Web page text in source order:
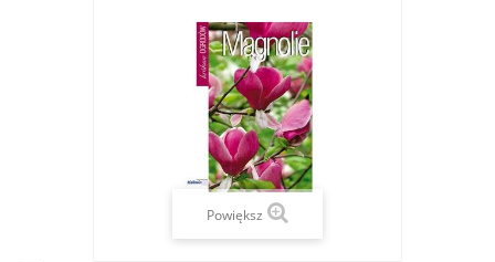
Powiększ